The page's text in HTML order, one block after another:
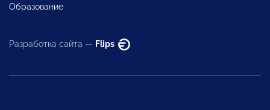
Образование
Разработка сайта — Flips